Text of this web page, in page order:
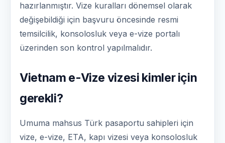
hazırlanmıştır. Vize kuralları dönemsel olarak
değişebildiği için başvuru öncesinde resmi
temsilcilik, konsolosluk veya e-vize portalı
üzerinden son kontrol yapılmalıdır.
Vietnam e-Vize vizesi kimler için
gerekli?
Umuma mahsus Türk pasaportu sahipleri için
vize, e-vize, ETA, kapı vizesi veya konsolosluk